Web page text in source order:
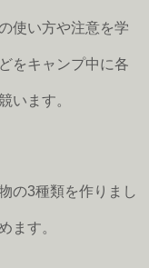
使い方や注意を学
をキャンプ中に各
います。
の3種類を作りまし
ます。